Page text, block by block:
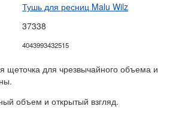
Тушь для ресниц Malu Wilz
37338
4043993432515
щеточка для чрезвычайного объема и
объем и открытый взгляд.